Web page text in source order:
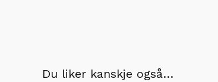
Du liker kanskje også…